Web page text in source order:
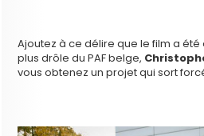
Ajoutez à ce délire que le film a
plus drôle du PAF belge,
vous obtenez un projet qui sort